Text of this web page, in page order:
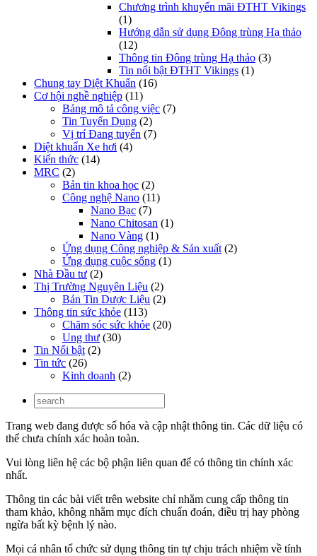
Chương trình khuyến mãi ĐTHT Vikings
(1)
Hướng dẫn sử dụng Đông trùng Hạ thảo
(12)
Thông tin Đông trùng Hạ thảo (3)
Tin nổi bật ĐTHT Vikings (1)
Chung tay Diệt Khuẩn (16)
Cơ hội nghề nghiệp (11)
Bảng mô tả công việc (7)
Tin Tuyển Dụng (2)
Vị trí Đang tuyển (7)
Diệt khuẩn Xe hơi (4)
Kiến thức (14)
MRC (2)
Bản tin khoa học (2)
Công nghệ Nano (11)
Nano Bạc (7)
Nano Chitosan (1)
Nano Vàng (1)
Ứng dụng Công nghiệp & Sản xuất (2)
Ứng dụng cuộc sống (1)
Nhà Đầu tư (2)
Thị Trường Nguyên Liệu (2)
Bản Tin Dược Liệu (2)
Thông tin sức khỏe (113)
Chăm sóc sức khỏe (20)
Ung thư (30)
Tin Nổi bật (2)
Tin tức (26)
Kinh doanh (2)
Trang web đang được số hóa và cập nhật thông tin. Các dữ liệu có
thể chưa chính xác hoàn toàn.
Vui lòng liên hệ các bộ phận liên quan để có thông tin chính xác
nhất.
Thông tin các bài viết trên website chỉ nhằm cung cấp thông tin
tham khảo, không nhằm mục đích chuẩn đoán, điều trị hay phòng
ngừa bất kỳ bệnh lý nào.
Mọi cá nhân tổ chức sử dụng thông tin tự chịu trách nhiệm về tính